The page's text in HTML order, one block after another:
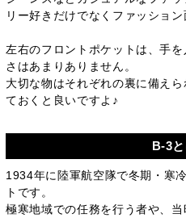
リー好きだけでなくファッショ
左右のフロントポケットは、手
さはあまりありません。
大切な物はそれぞれの裏に備え
ておくと良いですよ♪
B-3
1934年に陸軍航空隊で冬期・寒
トです。
極寒地域での任務を行う者や、